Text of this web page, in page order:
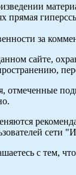
прямая
за
сайте,
отмеченные
сети
с тем,